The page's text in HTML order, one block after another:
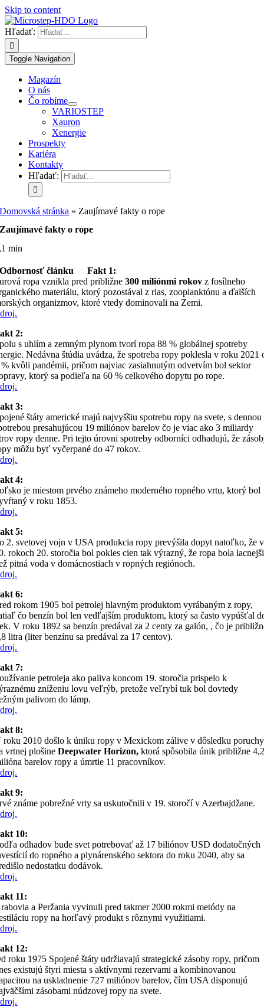
Skip to content
Hľadať:
Toggle Navigation
Magazín
O nás
Čo robíme
VARIOSTEP
Xauron
Xenergie
Prospekty
Kariéra
Kontakty
Hľadať:
Domovská stránka » Zaujímavé fakty o rope
Zaujímavé fakty o rope
min
Odbornosť článku
Fakt 1:
ropa vznikla pred približne300 miliónmi rokov z fosílneho
materiálu, ktorý pozostával z rias, zooplanktónu a ďalších
organizmov, ktoré vtedy dominovali na Zemi.
2:
s uhlím a zemným plynom tvorí ropa 88 % globálnej spotreby
Nedávna štúdia uvádza, že spotreba ropy poklesla v roku 2021
kvôli pandémii, pričom najviac zasiahnutým odvetvím bol sektor
ktorý sa podieľa na 60 % celkového dopytu po rope.
3:
štáty americké majú najvyššiu spotrebu ropy na svete, s dennou
presahujúcou 19 miliónov barelov čo je viac ako 3 miliardy
ropy denne. Pri tejto úrovni spotreby odborníci odhadujú, že
môžu byť vyčerpané do 47 rokov.
4:
je miestom prvého známeho moderného ropného vrtu, ktorý bol
v roku 1853.
5:
2. svetovej vojn v USA produkcia ropy prevýšila dopyt natoľko, že v
rokoch 20. storočia bol pokles cien tak výrazný, že ropa bola
pitná voda v domácnostiach v ropných regiónoch.
6:
rokom 1905 bol petrolej hlavným produktom vyrábaným z ropy,
čo benzín bol len vedľajším produktom, ktorý sa často vypúšťal
V roku 1892 sa benzín predával za 2 centy za galón, , čo je
litra (liter benzínu sa predával za 17 centov).
7:
petroleja ako paliva koncom 19. storočia prispelo k
zníženiu lovu veľrýb, pretože veľrybí tuk bol dovtedy
palivom do lámp.
8:
roku 2010 došlo k úniku ropy v Mexickom zálive v dôsledku poruchy
vrtnej plošineDeepwater Horizon, ktorá spôsobila únik približne
barelov ropy a úmrtie 11 pracovníkov.
9:
známe pobrežné vrty sa uskutočnili v 19. storočí v Azerbajdžane.
10:
odhadov bude svet potrebovať až 17 biliónov USD dodatočných
do ropného a plynárenského sektora do roku 2040, aby sa
nedostatku dodávok.
11:
a Peržania vyvinuli pred takmer 2000 rokmi metódy na
ropy na horľavý produkt s rôznymi využitiami.
12:
roku 1975 Spojené štáty udržiavajú strategické zásoby ropy, pričom
existujú štyri miesta s aktívnymi rezervami a kombinovanou
na uskladnenie 727 miliónov barelov, čím USA disponujú
zásobami núdzovej ropy na svete.